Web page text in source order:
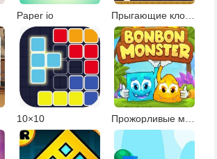
Paper io Прыгающие клоны
10×10